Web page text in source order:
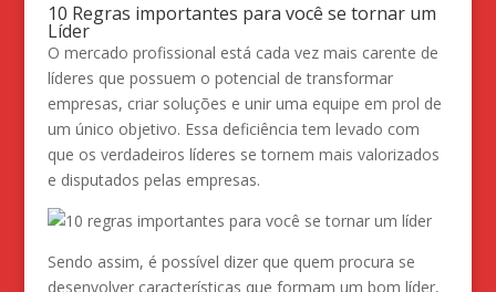
10 Regras importantes para você se tornar um
Líder
O mercado profissional está cada vez mais carente de
líderes que possuem o potencial de transformar
empresas, criar soluções e unir uma equipe em prol de
um único objetivo. Essa deficiência tem levado com
que os verdadeiros líderes se tornem mais valorizados
e disputados pelas empresas.
Sendo assim, é possível dizer que quem procura se
desenvolver características que formam um bom líder,